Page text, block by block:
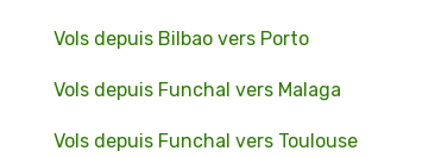
Vols depuis Bilbao vers Porto
Vols depuis Funchal vers Malaga
Vols depuis Funchal vers Toulouse